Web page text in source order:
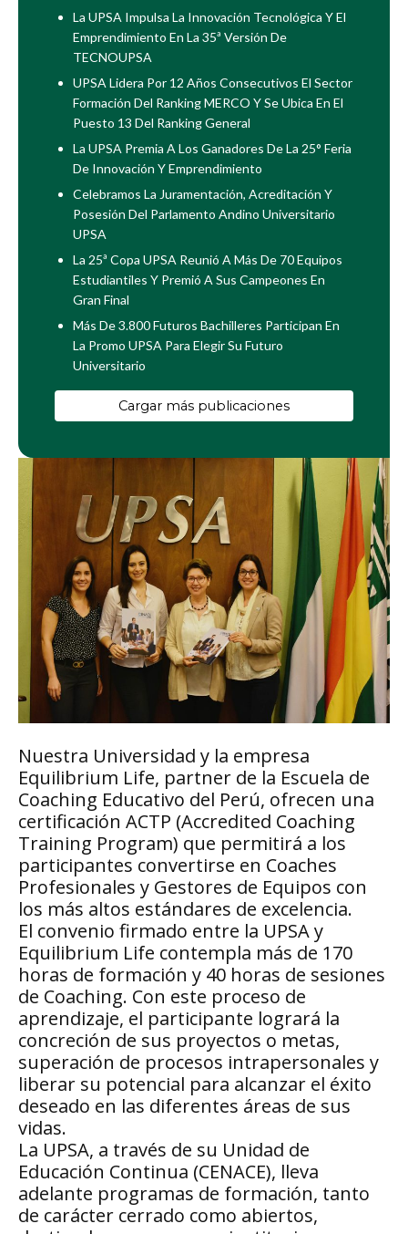
Nuestra Universidad y la empresa
Equilibrium Life, partner de la Escuela de
Coaching Educativo del Perú, ofrecen una
certificación ACTP (Accredited Coaching
Training Program) que permitirá a los
participantes convertirse en Coaches
Profesionales y Gestores de Equipos con
los más altos estándares de excelencia.
El convenio firmado entre la UPSA y
Equilibrium Life contempla más de 170
horas de formación y 40 horas de sesiones
de Coaching. Con este proceso de
aprendizaje, el participante logrará la
concreción de sus proyectos o metas,
superación de procesos intrapersonales y
liberar su potencial para alcanzar el éxito
deseado en las diferentes áreas de sus
vidas.
La UPSA, a través de su Unidad de
Educación Continua (CENACE), lleva
adelante programas de formación, tanto
de carácter cerrado como abiertos,
La UPSA Impulsa La Innovación Tecnológica Y El
Emprendimiento En La 35ª Versión De
TECNOUPSA
UPSA Lidera Por 12 Años Consecutivos El Sector
Formación Del Ranking MERCO Y Se Ubica En El
Puesto 13 Del Ranking General
La UPSA Premia A Los Ganadores De La 25° Feria
De Innovación Y Emprendimiento
Celebramos La Juramentación, Acreditación Y
Posesión Del Parlamento Andino Universitario
UPSA
La 25ª Copa UPSA Reunió A Más De 70 Equipos
Estudiantiles Y Premió A Sus Campeones En
Gran Final
Más De 3.800 Futuros Bachilleres Participan En
La Promo UPSA Para Elegir Su Futuro
Universitario
Cargar más publicaciones